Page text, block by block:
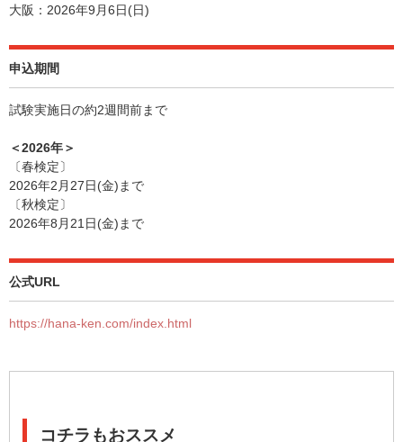
大阪：2026年9月6日(日)
申込期間
試験実施日の約2週間前まで
＜2026年＞
〔春検定〕
2026年2月27日(金)まで
〔秋検定〕
2026年8月21日(金)まで
公式URL
https://hana-ken.com/index.html
コチラもおススメ